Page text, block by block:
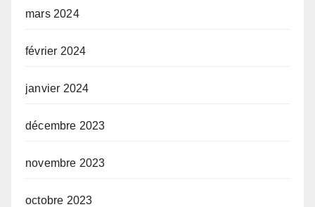
mars 2024
février 2024
janvier 2024
décembre 2023
novembre 2023
octobre 2023